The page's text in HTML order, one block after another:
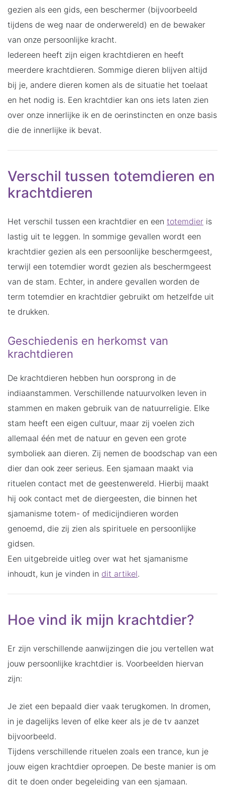
gezien als een gids, een beschermer (bijvoorbeeld
tijdens de weg naar de onderwereld) en de bewaker
van onze persoonlijke kracht.
Iedereen heeft zijn eigen krachtdieren en heeft
meerdere krachtdieren. Sommige dieren blijven altijd
bij je, andere dieren komen als de situatie het toelaat
en het nodig is. Een krachtdier kan ons iets laten zien
over onze innerlijke ik en de oerinstincten en onze basis
die de innerlijke ik bevat.
Verschil tussen totemdieren en
krachtdieren
Het verschil tussen een krachtdier en een totemdier is
lastig uit te leggen. In sommige gevallen wordt een
krachtdier gezien als een persoonlijke beschermgeest,
terwijl een totemdier wordt gezien als beschermgeest
van de stam. Echter, in andere gevallen worden de
term totemdier en krachtdier gebruikt om hetzelfde uit
te drukken.
Geschiedenis en herkomst van
krachtdieren
De krachtdieren hebben hun oorsprong in de
indiaanstammen. Verschillende natuurvolken leven in
stammen en maken gebruik van de natuurreligie. Elke
stam heeft een eigen cultuur, maar zij voelen zich
allemaal één met de natuur en geven een grote
symboliek aan dieren. Zij nemen de boodschap van een
dier dan ook zeer serieus. Een sjamaan maakt via
rituelen contact met de geestenwereld. Hierbij maakt
hij ook contact met de diergeesten, die binnen het
sjamanisme totem- of medicijndieren worden
genoemd, die zij zien als spirituele en persoonlijke
gidsen.
Een uitgebreide uitleg over wat het sjamanisme
inhoudt, kun je vinden in dit artikel.
Hoe vind ik mijn krachtdier?
Er zijn verschillende aanwijzingen die jou vertellen wat
jouw persoonlijke krachtdier is. Voorbeelden hiervan
zijn:
Je ziet een bepaald dier vaak terugkomen. In dromen,
in je dagelijks leven of elke keer als je de tv aanzet
bijvoorbeeld.
Tijdens verschillende rituelen zoals een trance, kun je
jouw eigen krachtdier oproepen. De beste manier is om
dit te doen onder begeleiding van een sjamaan.